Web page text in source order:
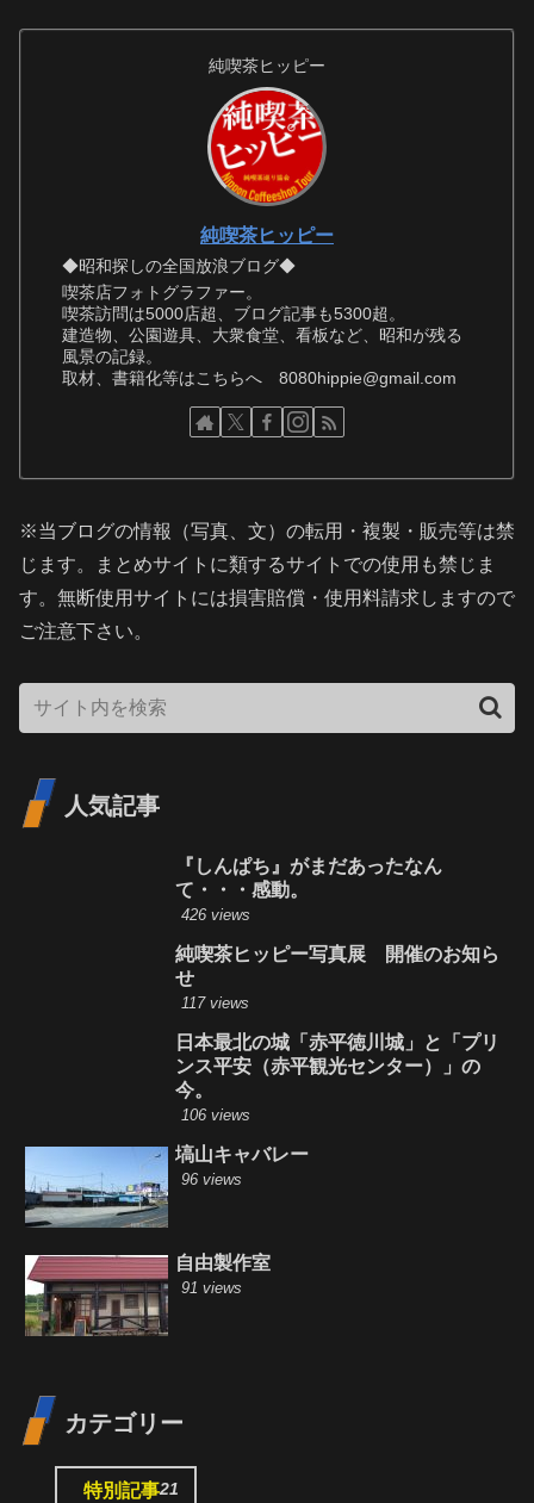
純喫茶ヒッピー
純喫茶ヒッピー
◆昭和探しの全国放浪ブログ◆
喫茶店フォトグラファー。
喫茶訪問は5000店超、ブログ記事も5300超。
建造物、公園遊具、大衆食堂、看板など、昭和が残る
風景の記録。
取材、書籍化等はこちらへ 8080hippie@gmail.com
※当ブログの情報（写真、文）の転用・複製・販売等は禁
じます。まとめサイトに類するサイトでの使用も禁じま
す。無断使用サイトには損害賠償・使用料請求しますので
ご注意下さい。
人気記事
『しんぱち』がまだあったなん
て・・・感動。
426 views
純喫茶ヒッピー写真展 開催のお知ら
せ
117 views
日本最北の城「赤平徳川城」と「プリ
ンス平安（赤平観光センター）」の
今。
106 views
塙山キャバレー
96 views
自由製作室
91 views
カテゴリー
特別記事21